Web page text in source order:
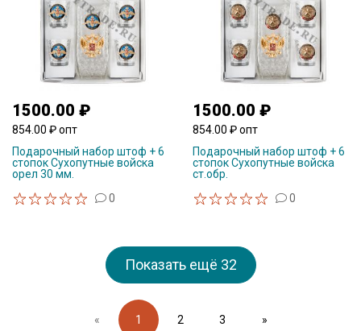
1500.00 ₽
854.00 ₽ опт
Подарочный набор штоф + 6
стопок Сухопутные войска
орел 30 мм.
0
1500.00 ₽
854.00 ₽ опт
Подарочный набор штоф + 6
стопок Сухопутные войска
ст.обр.
0
Показать ещё 32
« 1 2 3 »